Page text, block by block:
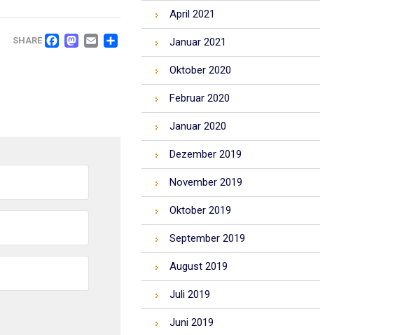
SHARE FACEBOOK
MASTODON
EMAILTEILEN
April 2021
Januar 2021
Oktober 2020
Februar 2020
Januar 2020
Dezember 2019
November 2019
Oktober 2019
September 2019
August 2019
Juli 2019
Juni 2019